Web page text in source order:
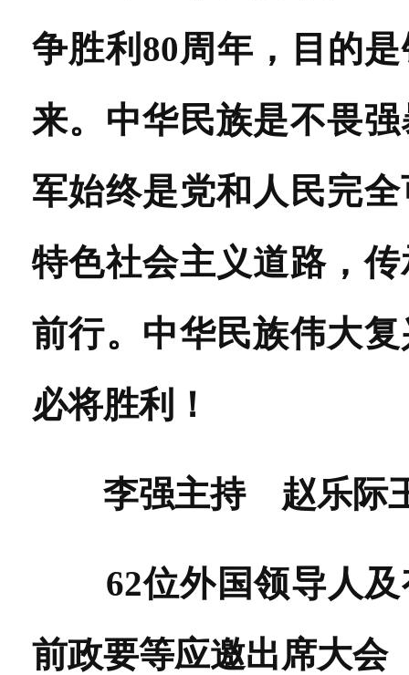
争胜利80周年，目的
来。中华民族是不畏
军始终是党和人民完
特色社会主义道路，
前行。中华民族伟大
必将胜利！
李强主持 赵乐际
62位外国领导人
前政要等应邀出席大会